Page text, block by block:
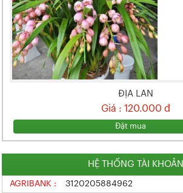
ĐỊA LAN
Giá : 120.000 đ
Đặt mua
HỆ THỐNG TÀI KHOẢN
AGRIBANK : 3120205884962